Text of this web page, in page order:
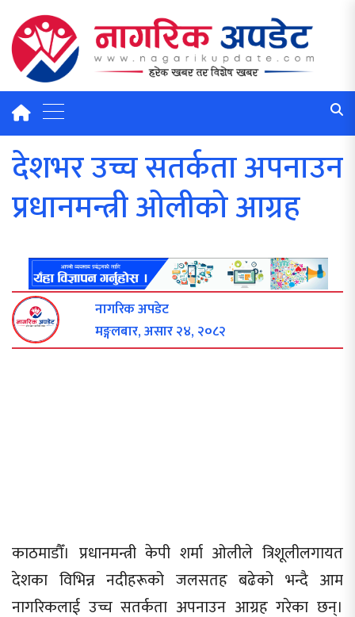
देशभर उच्च सतर्कता अपनाउन
प्रधानमन्त्री ओलीको आग्रह
नागरिक अपडेट
मङ्गलबार, असार २४, २०८२
काठमाडौँ। प्रधानमन्त्री केपी शर्मा ओलीले त्रिशूलीलगायत
देशका विभिन्न नदीहरूको जलसतह बढेको भन्दै आम
नागरिकलाई उच्च सतर्कता अपनाउन आग्रह गरेका छन्।